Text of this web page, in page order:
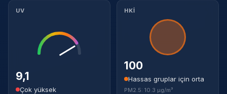
UV
9,1
Çok yüksek
HKİ
100
Hassas gruplar için orta
PM2.5: 10.3 µg/m³